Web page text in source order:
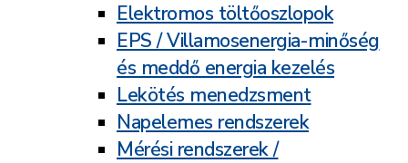
Elektromos töltőoszlopok
EPS / Villamosenergia-minőség
és meddő energia kezelés
Lekötés menedzsment
Napelemes rendszerek
Mérési rendszerek /